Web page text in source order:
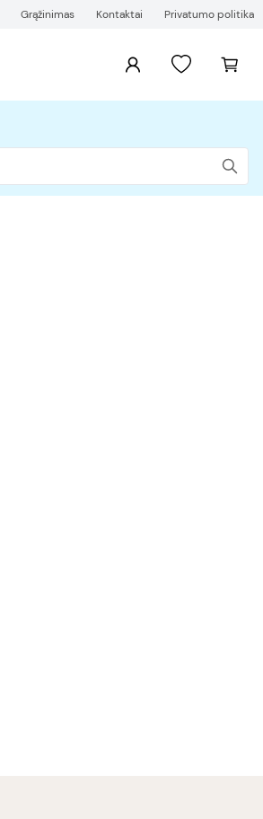
Grąžinimas Kontaktai Privatumo politika